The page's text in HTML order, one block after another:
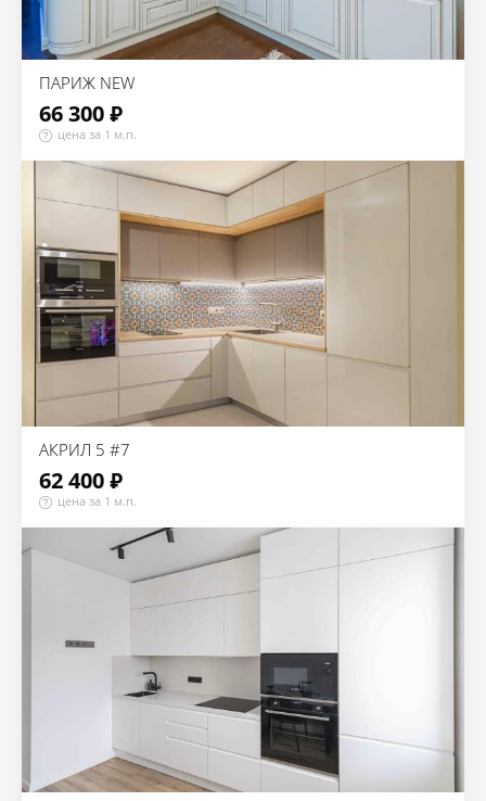
ПАРИЖ NEW
66 300 ₽
цена за 1 м.п.
АКРИЛ 5 #7
62 400 ₽
цена за 1 м.п.